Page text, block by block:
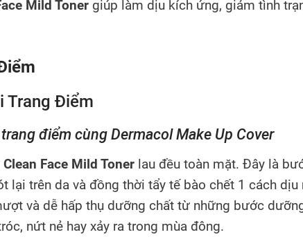
Mild Toner giúp làm dịu kích ứng, giảm tình
điểm cùng Dermacol Make Up Cover
Clean Face Mild Toner lau đều toàn mặt. Đây là
lại trên da và đồng thời tẩy tế bào chết 1 cách dịu
và dễ hấp thụ dưỡng chất từ những bước
nứt nẻ hay xảy ra trong mùa đông.